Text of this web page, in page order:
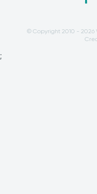
© Copyright 2010 - 2026
;